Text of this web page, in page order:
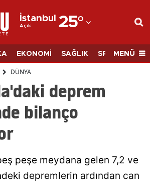
İstanbul
Açık 25°
Adana
Adıyaman
Afyonkarahisar
Ağrı
Amasya
Artvin
EKONOMİ SAĞLIK SPORMENÜ
DÜNYA
deprem
bilanço
peşe meydana gelen 7,2 ve
depremlerin ardından can